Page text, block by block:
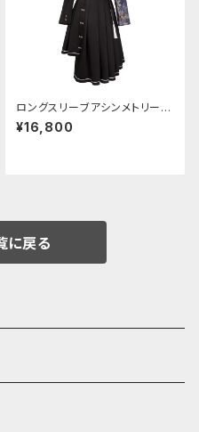
ロングスリーブアシンメトリーチ
ャイナドレス
¥16,800
に戻る